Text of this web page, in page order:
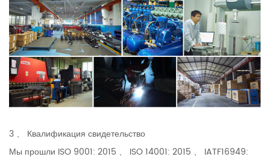
3 、 Квалификация свидетельство
Мы прошли ISO 9001: 2015 、 ISO 14001: 2015 、 IATF16949: